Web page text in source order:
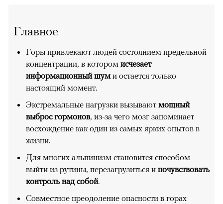
Главное
Горы привлекают людей состоянием предельной
концентрации, в котором исчезает
информационный шум и остается только
настоящий момент.
Экстремальные нагрузки вызывают мощный
выброс гормонов, из-за чего мозг запоминает
восхождение как один из самых ярких опытов в
жизни.
Для многих альпинизм становится способом
выйти из рутины, перезагрузиться и почувствовать
контроль над собой.
Совместное преодоление опасности в горах